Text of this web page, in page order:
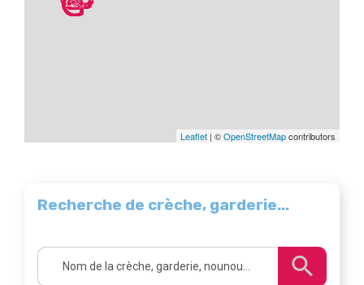
Leaflet | ©OpenStreetMapcontributors
Recherche de crèche, garderie...